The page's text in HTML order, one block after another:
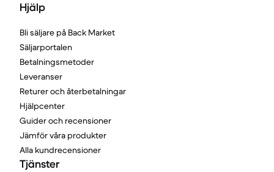
Hjälp
Bli säljare på Back Market
Säljarportalen
Betalningsmetoder
Leveranser
Returer och återbetalningar
Hjälpcenter
Guider och recensioner
Jämför våra produkter
Alla kundrecensioner
Tjänster